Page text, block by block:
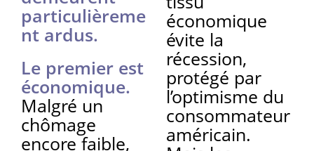
particulièreme
nt ardus.
Le premier est
économique.
Malgré un
chômage
encore faible,
économique
évite la
récession,
protégé par
l’optimisme du
consommateur
américain.